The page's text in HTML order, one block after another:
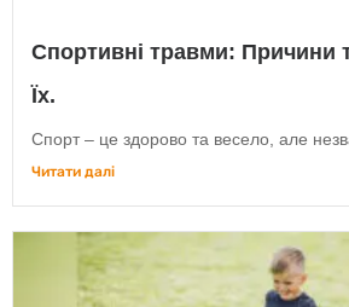
Спортивні травми: Причини
Їх.
Спорт – це здорово та весело, але
Читати далі